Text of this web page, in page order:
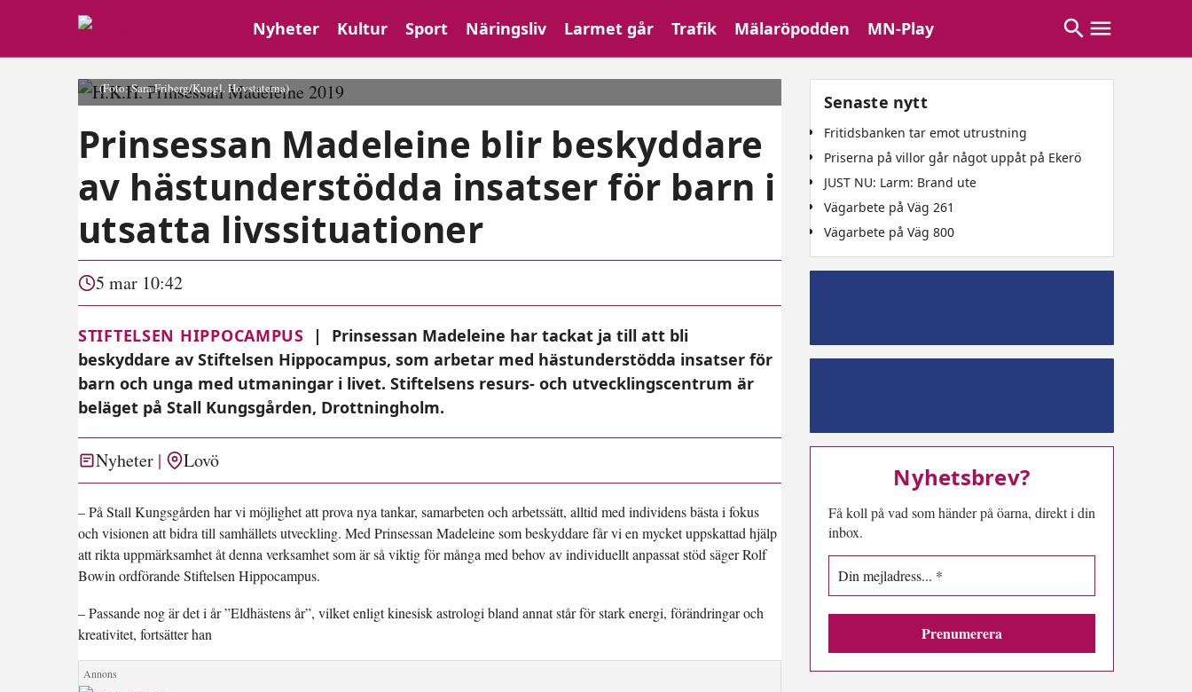
Nyheter Kultur Sport Näringsliv Larmet går Trafik Mälaröpodden MN-Play
(Foto: Sara Friberg/Kungl. Hovstaterna)
Prinsessan Madeleine blir beskyddare
av hästunderstödda insatser för barn i
utsatta livssituationer
5 mar 10:42
STIFTELSEN HIPPOCAMPUS |
Prinsessan Madeleine har tackat ja till att bli
beskyddare av Stiftelsen Hippocampus, som arbetar med hästunderstödda insatser för
barn och unga med utmaningar i livet. Stiftelsens resurs- och utvecklingscentrum är
beläget på Stall Kungsgården, Drottningholm.
Nyheter Lovö
– På Stall Kungsgården har vi möjlighet att prova nya tankar, samarbeten och arbetssätt, alltid med individens bästa i fokus
och visionen att bidra till samhällets utveckling. Med Prinsessan Madeleine som beskyddare får vi en mycket uppskattad hjälp
att rikta uppmärksamhet åt denna verksamhet som är så viktig för många med behov av individuellt anpassat stöd säger Rolf
Bowin ordförande Stiftelsen Hippocampus.
– Passande nog är det i år ”Eldhästens år”, vilket enligt kinesisk astrologi bland annat står för stark energi, förändringar och
kreativitet, fortsätter han
Senaste nytt
Fritidsbanken tar emot utrustning
Priserna på villor går något uppåt på Ekerö
JUST NU: Larm: Brand ute
Vägarbete på Väg 261
Vägarbete på Väg 800
Nyhetsbrev?
Få koll på vad som händer på öarna, direkt i din
inbox.